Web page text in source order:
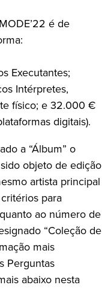
é de
Executantes;
Intérpretes,
físico; e 32.000 €
digitais).
a “Álbum” o
objeto de edição
artista principal
para
ao número de
“Coleção de
mais
Perguntas
abaixo nesta